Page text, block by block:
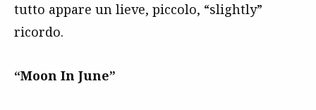
tutto appare un lieve, piccolo, “slightly”
ricordo.
“Moon In June”